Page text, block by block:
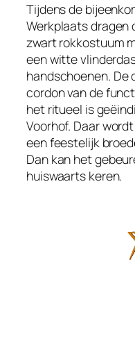
Tijdens de
Werkplaats dragen
zwart rokkostuum
een witte
handschoenen.
cordon van de
het ritueel is
Voorhof. Daar
een feestelijk
Dan kan het
huiswaarts keren.